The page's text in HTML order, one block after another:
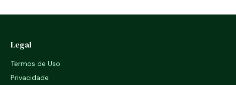
Legal
Termos de Uso
Privacidade